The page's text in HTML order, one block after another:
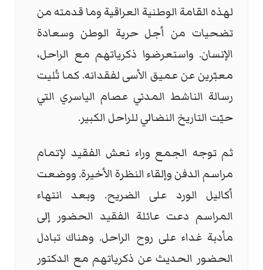
لهذه القامة الوطنية العراقية وما قدمته من
تضحيات من أجل حرية الوطن وسعادة
الإنسان. واستعرضوا ذكرياتهم مع الراحل،
معبّرين عن عميق الأسى لفقدانه. كما تُليت
رسالة الناشط المدني عصام الياسري التي
حيّت التاريخ النضالي للراحل الكبير.
ثم توجه الجمع وراء نعش الفقيد لإتمام
مراسم الدفن وإلقاء النظرة الأخيرة. ووضعت
أكاليل الورد على الضريح. وبعد انتهاء
المراسم دعت عائلة الفقيد الحضور إلى
مأدبة غداء على روح الراحل. وهناك تبادل
الحضور الحديث عن ذكرياتهم مع الدكتور